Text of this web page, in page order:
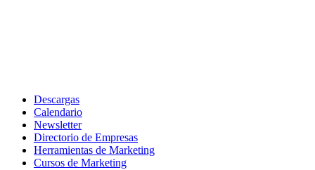
Descargas
Calendario
Newsletter
Directorio de Empresas
Herramientas de Marketing
Cursos de Marketing